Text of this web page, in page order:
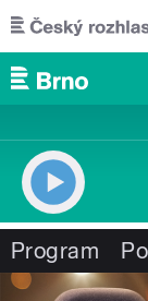
Přejít k hlavnímu
Program